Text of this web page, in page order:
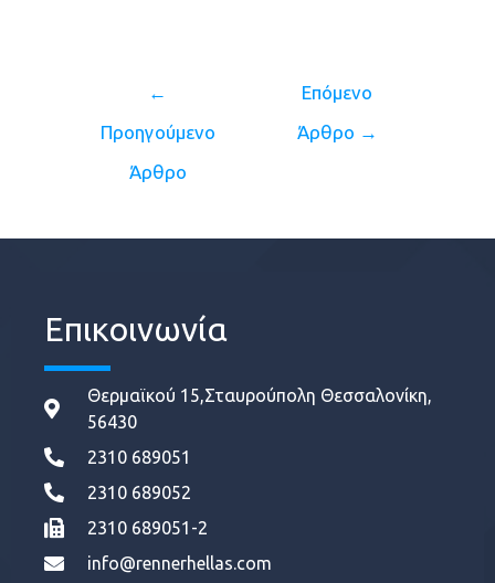
←
Προηγούμενο
Άρθρο
Επόμενο
Άρθρο →
Επικοινωνία
Θερμαϊκού 15,Σταυρούπολη Θεσσαλονίκη,
56430
2310 689051
2310 689052
2310 689051-2
info@rennerhellas.com